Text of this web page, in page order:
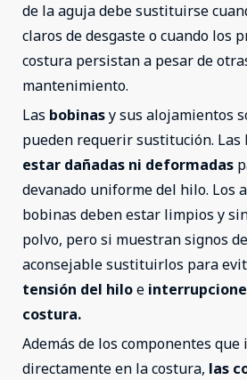
de la aguja debe sustituirse
claros de desgaste o cuando los
costura persistan a pesar de
mantenimiento.
Las bobinasy sus alojamientos
pueden requerir sustitución. Las
estar dañadas ni deformadas
devanado uniforme del hilo. Los
bobinas deben estar limpios y
polvo, pero si muestran signos
aconsejable sustituirlos para
tensión del hiloe
costura.
Además de los componentes
directamente en la costura, las